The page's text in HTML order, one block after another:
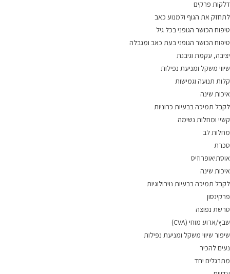
דלקות פרקים
לתחזק את הגוף ולמנוע כאב
טיפוח הכושר הגופני בכל גיל
טיפוח הכושר הגופני בעת כאב ומגבלה
יציבה, עקמת וגיבנת
שיווי משקל ומניעת נפילות
קלות תנועה וגמישות
איכות שינה
לקבל תמיכה בבעיות כרוניות
קשיי ומחלות נשימה
מחלות לב
סכרת
אוסתיאופרוזיס
איכות שינה
לקבל תמיכה בבעיות נוירולוגיות
פרקינסון
טרשת נפוצה
שבץ/ארוע מוחי (CVA)
שיפור שיווי משקל ומניעת נפילות
נעים להכיר
מתרגלים יחד